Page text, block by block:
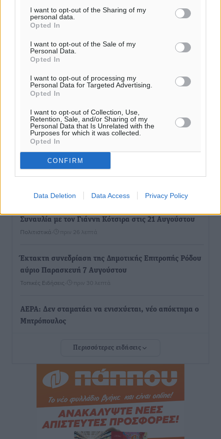
I want to opt-out of the Sharing of my
personal data.
Opted In
I want to opt-out of the Sale of my
Personal Data.
Opted In
I want to opt-out of processing my
Personal Data for Targeted Advertising.
Opted In
I want to opt-out of Collection, Use,
Retention, Sale, and/or Sharing of my
Personal Data that Is Unrelated with the
Purposes for which it was collected.
Opted In
CONFIRM
Data Deletion Data Access Privacy Policy
Νέο ξενοδοχείο στη Ρόδο για την H Hotels –
Χατζηλαζάρου – Προχωρά καινούργιο ξενοδοχείο
στην Κω
Τοπικές Ειδήσεις• πριν 2 λεπτά
Αυτοκίνητο μπήκε παράνομα σε μονόδρομο στο
Μαστιχάρι – Αναποδογύρισε όχημα με μητέρα και
Τοπικές Ειδήσεις• πριν 9 λεπτά
“Η Ευρώπη αντιμετώπιζε το προσφυγικό σαν ταινία
τρόμου” – Η συγκλονιστική μαρτυρία της Χαρούλας
Γιασιράνη στον RV για τα γεγονότα που οδήγησαν στο
Τοπικές Ειδήσεις• πριν 17 λεπτά
Συναυλία με τον Γιάννη Κότσιρα στις 21 Αυγούστου
Πολιτιστικά πριν 26 λεπτά
Έκτακτη συνεδρίαση της Δημοτικής Επιτροπής Ρόδου
αύριο Παρασκευή 7 Αυγούστου
Τοπικές Ειδήσεις πριν 30 λεπτά
ΑΕΡΑ: Δεν σταματάει να ενισχύεται, νέο απόκτημα ο
Μητρόπουλος
ατομικό για δύο
Αθλητικά• πριν 47 λεπτά
Φοίβος: Εν αναμονή του Νίκου Λαζίδη
Αθλητικά• πριν 49 λεπτά
Περισσότερες ειδήσεις